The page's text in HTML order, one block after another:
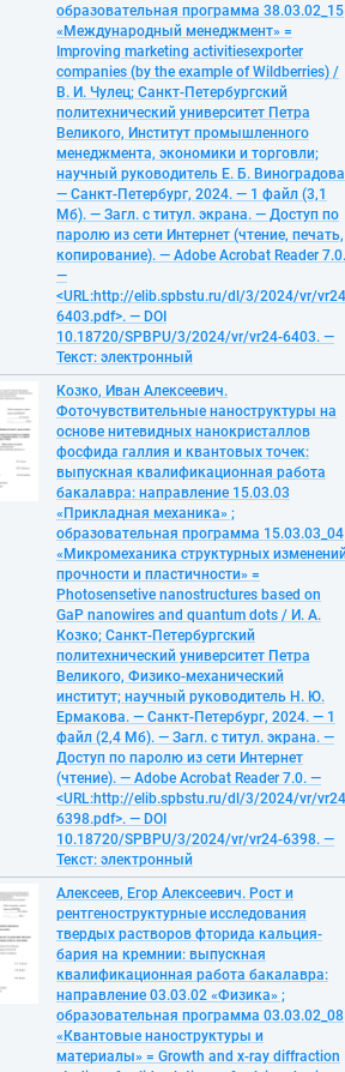
образовательная программа 38.03.02_15
«Международный менеджмент» =
Improving marketing activitiesexporter
companies (by the example of Wildberries) /
В. И. Чулец; Санкт-Петербургский
политехнический университет Петра
Великого, Институт промышленного
менеджмента, экономики и торговли;
научный руководитель Е. Б.
— Санкт-Петербург, 2024. — 1 файл (3,1
Мб). — Загл. с титул. экрана. — Доступ по
паролю из сети Интернет (чтение, печать,
копирование). — Adobe Acrobat Reader 7.0.
—
<URL:http://elib.spbstu.ru/dl/3/2024/vr/
6403.pdf>. — DOI
10.18720/SPBPU/3/2024/vr/vr24-6403. —
Текст: электронный
Козко, Иван Алексеевич.
Фоточувствительные наноструктуры на
основе нитевидных нанокристаллов
фосфида галлия и квантовых точек:
выпускная квалификационная работа
бакалавра: направление 15.03.03
«Прикладная механика» ;
образовательная программа 15.03.03_04
«Микромеханика структурных
прочности и пластичности» =
Photosensetive nanostructures based on
GaP nanowires and quantum dots / И. А.
Козко; Санкт-Петербургский
политехнический университет Петра
Великого, Физико-механический
институт; научный руководитель Н. Ю.
Ермакова. — Санкт-Петербург, 2024. — 1
файл (2,4 Мб). — Загл. с титул. экрана. —
Доступ по паролю из сети Интернет
(чтение). — Adobe Acrobat Reader 7.0. —
<URL:http://elib.spbstu.ru/dl/3/2024/vr/
6398.pdf>. — DOI
10.18720/SPBPU/3/2024/vr/vr24-6398. —
Текст: электронный
Алексеев, Егор Алексеевич. Рост и
рентгеноструктурные исследования
твердых растворов фторида кальция-
бария на кремнии: выпускная
квалификационная работа бакалавра:
направление 03.03.02 «Физика» ;
образовательная программа 03.03.02_08
«Квантовые наноструктуры и
материалы» = Growth and x-ray diffraction